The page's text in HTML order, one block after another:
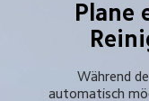
Plane
Während
automatisch